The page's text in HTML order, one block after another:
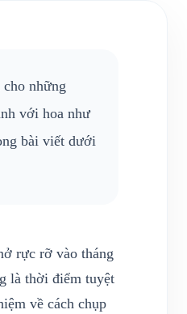
những
với hoa như
bài viết dưới
rực rỡ vào tháng
là thời điểm tuyệt
về cách chụp